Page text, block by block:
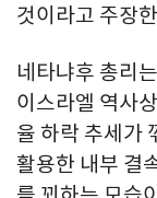
것이라고 주장
네타냐후 총리
이스라엘 역사
율 하락 추세가
활용한 내부 결